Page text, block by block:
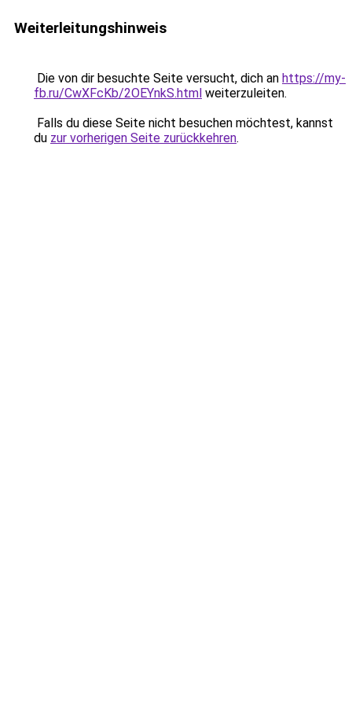
Weiterleitungshinweis
Die von dir besuchte Seite versucht, dich an https://my-
fb.ru/CwXFcKb/2OEYnkS.html weiterzuleiten.
Falls du diese Seite nicht besuchen möchtest, kannst
du zur vorherigen Seite zurückkehren.